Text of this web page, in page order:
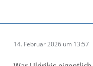
14. Februar 2026 um 13:57